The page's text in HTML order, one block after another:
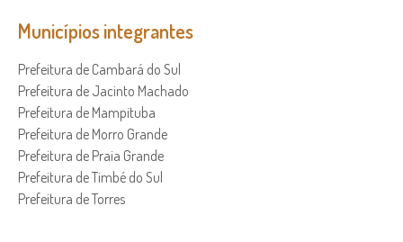
Municípios integrantes
Prefeitura de Cambará do Sul
Prefeitura de Jacinto Machado
Prefeitura de Mampituba
Prefeitura de Morro Grande
Prefeitura de Praia Grande
Prefeitura de Timbé do Sul
Prefeitura de Torres